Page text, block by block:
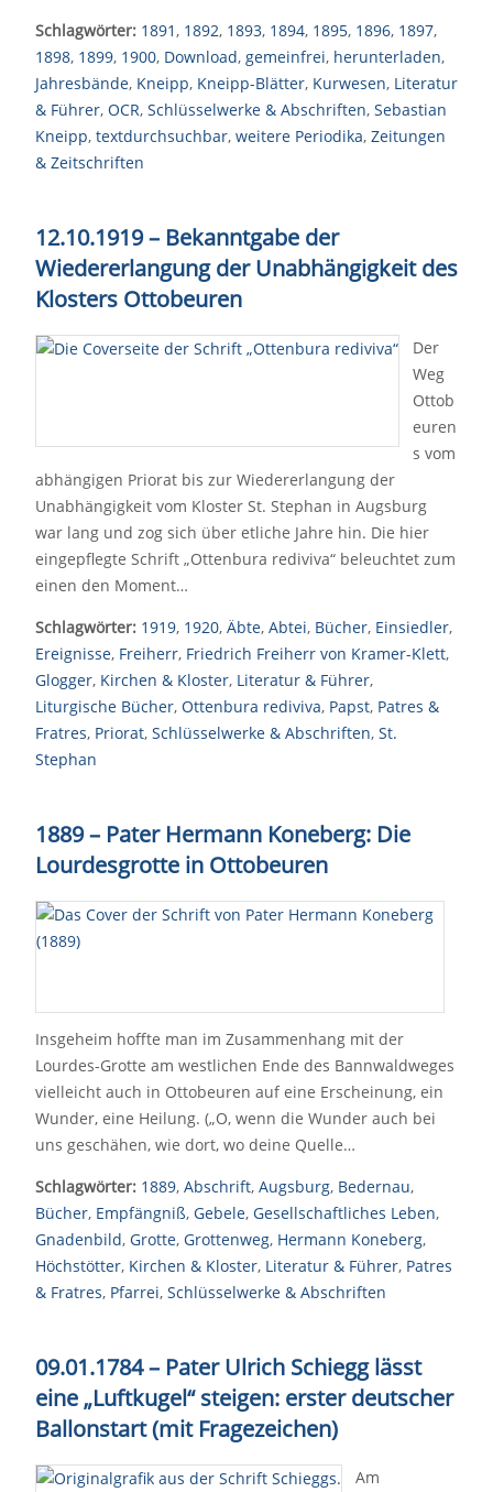
Schlagwörter: 1891, 1892, 1893, 1894, 1895, 1896, 1897,
1898, 1899, 1900, Download, gemeinfrei, herunterladen,
Jahresbände, Kneipp, Kneipp-Blätter, Kurwesen, Literatur
& Führer, OCR, Schlüsselwerke & Abschriften, Sebastian
Kneipp, textdurchsuchbar, weitere Periodika, Zeitungen
& Zeitschriften
12.10.1919 – Bekanntgabe der
Wiedererlangung der Unabhängigkeit des
Klosters Ottobeuren
Der
Weg
Ottob
euren
s vom
abhängigen Priorat bis zur Wiedererlangung der
Unabhängigkeit vom Kloster St. Stephan in Augsburg
war lang und zog sich über etliche Jahre hin. Die hier
eingepflegte Schrift „Ottenbura rediviva“ beleuchtet zum
einen den Moment…
Schlagwörter: 1919, 1920, Äbte, Abtei, Bücher, Einsiedler,
Ereignisse, Freiherr, Friedrich Freiherr von Kramer-Klett,
Glogger, Kirchen & Kloster, Literatur & Führer,
Liturgische Bücher, Ottenbura rediviva, Papst, Patres &
Fratres, Priorat, Schlüsselwerke & Abschriften, St.
Stephan
1889– Pater Hermann Koneberg: Die
Lourdesgrotte in Ottobeuren
Insgeheim hoffte man im Zusammenhang mit der
Lourdes-Grotte am westlichen Ende des Bannwaldweges
vielleicht auch in Ottobeuren auf eine Erscheinung, ein
Wunder, eine Heilung. („O, wenn die Wunder auch bei
uns geschähen, wie dort, wo deine Quelle…
Schlagwörter: 1889, Abschrift, Augsburg, Bedernau,
Bücher, Empfängniß, Gebele, Gesellschaftliches Leben,
Gnadenbild, Grotte, Grottenweg, Hermann Koneberg,
Höchstötter, Kirchen & Kloster, Literatur & Führer, Patres
& Fratres, Pfarrei, Schlüsselwerke & Abschriften
09.01.1784– Pater Ulrich Schiegg lässt
eine „Luftkugel“ steigen: erster deutscher
Ballonstart (mit Fragezeichen)
Am